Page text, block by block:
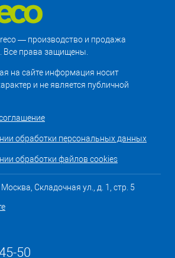
— производство и продажа
Все права защищены.
на сайте информация носит
и не является публичной
обработки персональных данных
обработки файлов cookies
Складочная ул., д. 1, стр. 5
50